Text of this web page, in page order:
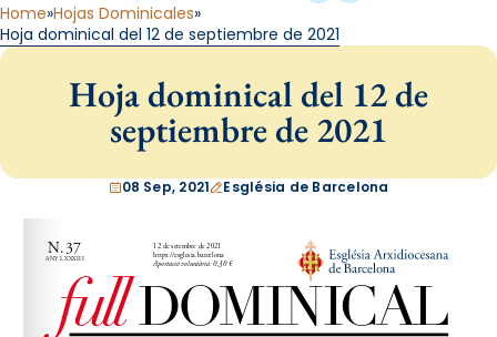
Home Hojas Dominicales
Hoja dominical del 12 de septiembre de 2021
Hoja dominical del 12 de
septiembre de 2021
08 Sep, 2021 Església de Barcelona